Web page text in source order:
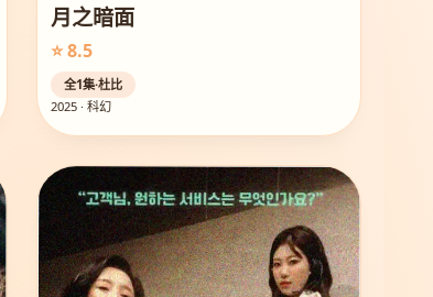
月之暗面
⭐ 8.5
全1集·杜比
2025 · 科幻